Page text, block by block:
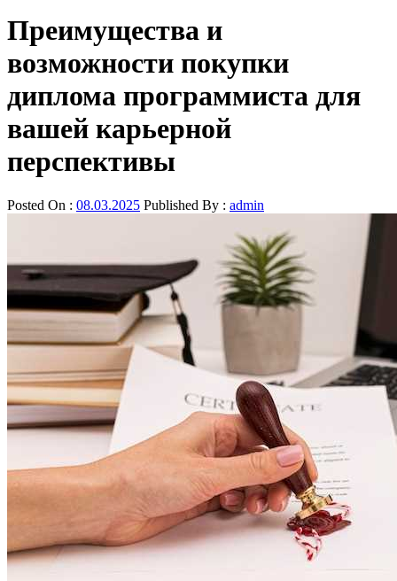
Преимущества и
возможности покупки
диплома программиста для
вашей карьерной
перспективы
Posted On : 08.03.2025 Published By : admin